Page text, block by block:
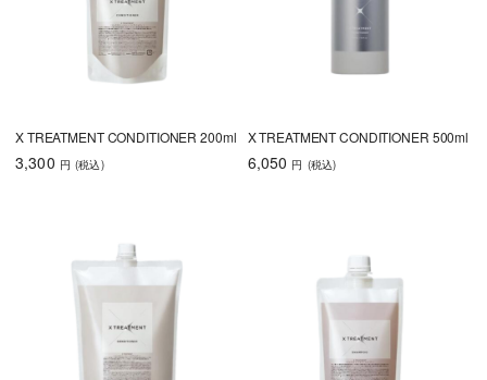
X TREATMENT CONDITIONER 200ml
3,300 円 (税込)
X TREATMENT CONDITIONER 500ml
6,050 円 (税込)